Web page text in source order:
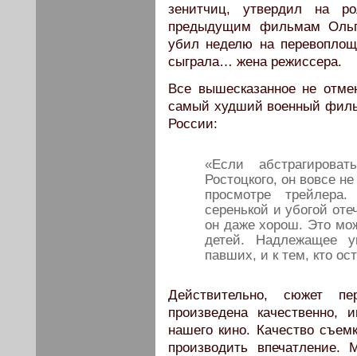
зенитчиц, утвердил на
предыдущим фильмам
убил неделю на
сыграла… жена режиссера.
Все вышесказанное не
самый худший военный
России:
«Если
Ростоцкого, он вовсе
просмотре
серенькой и убогой
он даже хорош. Это
детей. Надлежащее
павших, и к тем, кто
Действительно, сюжет
произведена
нашего кино. Качество
производить впечатление.